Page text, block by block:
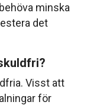
minska
det
Visst att
för